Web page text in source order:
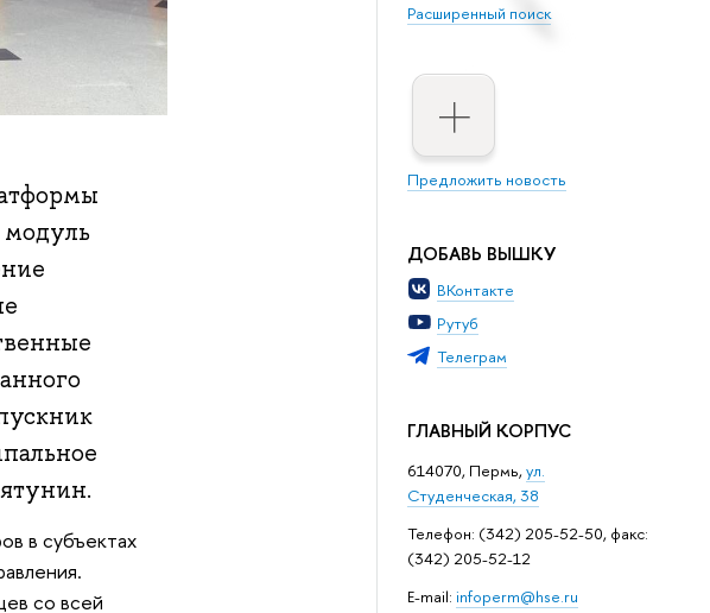
Расширенный поиск
Предложить новость
ДОБАВЬ ВЫШКУ
ВКонтакте
Рутуб
Телеграм
ГЛАВНЫЙ КОРПУС
614070, Пермь,ул.
Студенческая, 38
Телефон: (342) 205-52-50, факс:
(342) 205-52-12
Е-mail: infoperm@hse.ru
модуль
в субъектах
со всей